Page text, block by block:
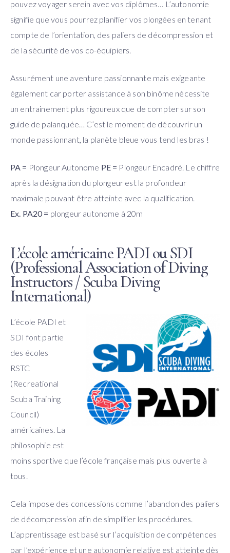
pouvez voyager serein avec vos diplômes… L’autonomie
signifie que vous pourrez planifier vos plongées en tenant
compte de l’orientation, des paliers de décompression et
de la sécurité de vos co-équipiers.
Assurément une aventure passionnante mais exigeante
également car porter assistance à son binôme nécessite
un entrainement plus rigoureux que de compter sur son
guide de palanquée… C’est le moment de découvrir un
monde passionnant, la planète bleue vous tend les bras !
PA = Plongeur Autonome PE = Plongeur Encadré. Le chiffre
après la désignation du plongeur est la profondeur
maximale pouvant être atteinte avec la qualification.
Ex. PA20 = plongeur autonome à 20m
L’école américaine PADI ou SDI
(Professional Association of Diving
Instructors / Scuba Diving
International)
L’école PADI et
SDI font partie
des écoles
RSTC
(Recreational
Scuba Training
Council)
américaines. La
philosophie est
moins sportive que l’école française mais plus ouverte à
tous.
Cela impose des concessions comme l’abandon des paliers
de décompression afin de simplifier les procédures.
L’apprentissage est basé sur l’acquisition de compétences
par l’expérience et une autonomie relative est atteinte dès